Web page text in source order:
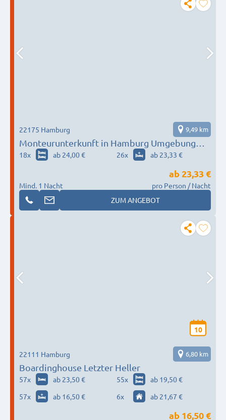
Monteurunterkunft in Hamburg Umgebung
nach Wunsch / Bedürfnis
22175 Hamburg 9,49 km
18x ab 24,00 € 26x ab 23,33 €
Mind. 1 Nacht
ab 23,33 €
pro Person / Nacht
ZUM ANGEBOT
10
Boardinghouse Letzter Heller
22111 Hamburg 6,80 km
57x ab 23,50 € 55x
ab 19,50 €
57x ab 16,50 € 6x ab 21,67 €
ab 16,50 €